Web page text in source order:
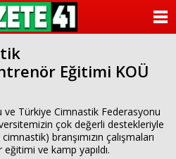
Eğitimi KOÜ
Türkiye Cimnastik Federasyonu
çok değerli destekleriyle
branşımızın çalışmaları
ve kamp yapıldı.
ANKETLER
FOTO GALERİ